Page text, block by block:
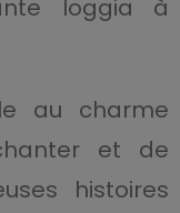
loggia à
au charme
et de
histoires